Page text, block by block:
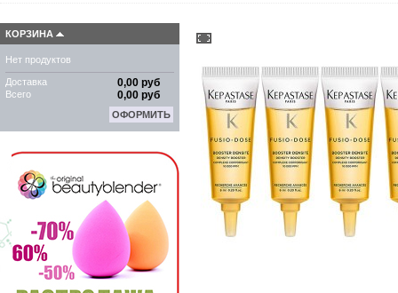
КОРЗИНА
Нет продуктов
Доставка 0,00 руб
Всего 0,00 руб
ОФОРМИТЬ